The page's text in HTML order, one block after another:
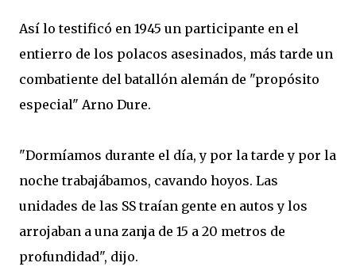
Así lo testificó en 1945 un participante en el
entierro de los polacos asesinados, más tarde un
combatiente del batallón alemán de "propósito
especial" Arno Dure.
"Dormíamos durante el día, y por la tarde y por la
noche trabajábamos, cavando hoyos. Las
unidades de las SS traían gente en autos y los
arrojaban a una zanja de 15 a 20 metros de
profundidad", dijo.